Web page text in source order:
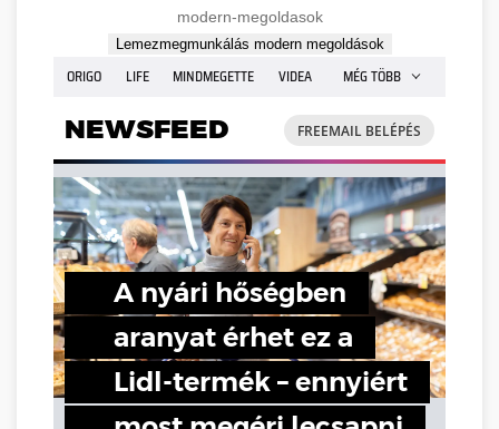
modern-megoldasok
Lemezmegmunkálás modern megoldások